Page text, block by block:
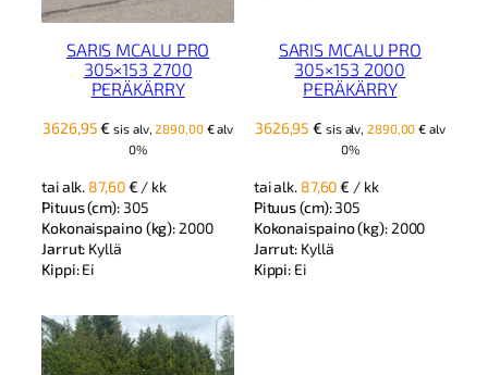
SARIS MCALU PRO
305×153 2700
PERÄKÄRRY
3626,95€ sis alv,2890,00 €alv
0%
tai alk. 87,60€ / kk
Pituus (cm): 305
Kokonaispaino (kg): 2000
Jarrut: Kyllä
Kippi:Ei
SARIS MCALU PRO
305×153 2000
PERÄKÄRRY
3626,95€ sis alv,2890,00€ alv
0%
tai alk. 87,60€ / kk
Pituus (cm):305
Kokonaispaino (kg): 2000
Jarrut: Kyllä
Kippi: Ei